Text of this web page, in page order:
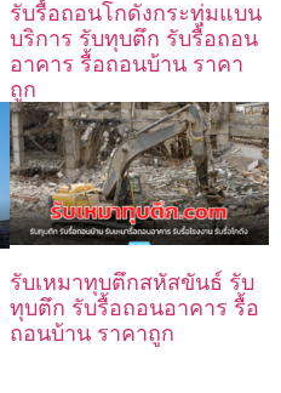
รับรื้อถอนโกดังกระทุ่มแบน
บริการ รับทุบตึก รับรื้อถอน
อาคาร รื้อถอนบ้าน ราคา
ถูก
รับเหมาทุบตึกสหัสขันธ์ รับ
ทุบตึก รับรื้อถอนอาคาร รื้อ
ถอนบ้าน ราคาถูก